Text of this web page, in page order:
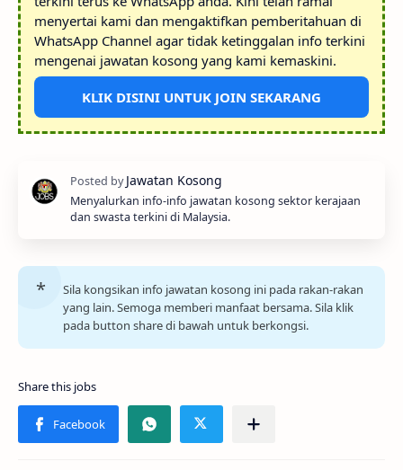
menyertai kami dan mengaktifkan pemberitahuan di
WhatsApp Channel agar tidak ketinggalan info terkini
mengenai jawatan kosong yang kami kemaskini.
KLIK DISINI UNTUK JOIN SEKARANG
Menyalurkan info-info jawatan kosong sektor kerajaan
dan swasta terkini di Malaysia.
Sila kongsikan info jawatan kosong ini pada rakan-rakan
yang lain. Semoga memberi manfaat bersama. Sila klik
pada button share di bawah untuk berkongsi.